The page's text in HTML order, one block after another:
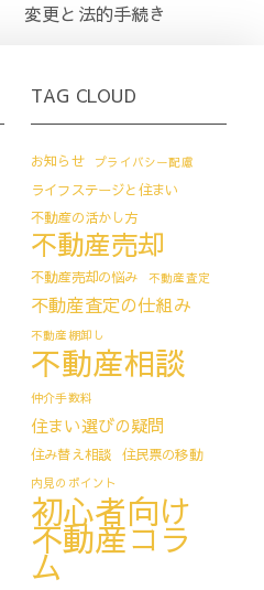
変更と法的手続き
TAG CLOUD
お知らせ プライバシー配慮
ライフステージと住まい
不動産の活かし方
不動産売却
不動産売却の悩み 不動産査定
不動産査定の仕組み
不動産棚卸し
不動産相談
仲介手数料
住まい選びの疑問
住み替え相談 住民票の移動
内見のポイント
初心者向け
不動産コラ
ム